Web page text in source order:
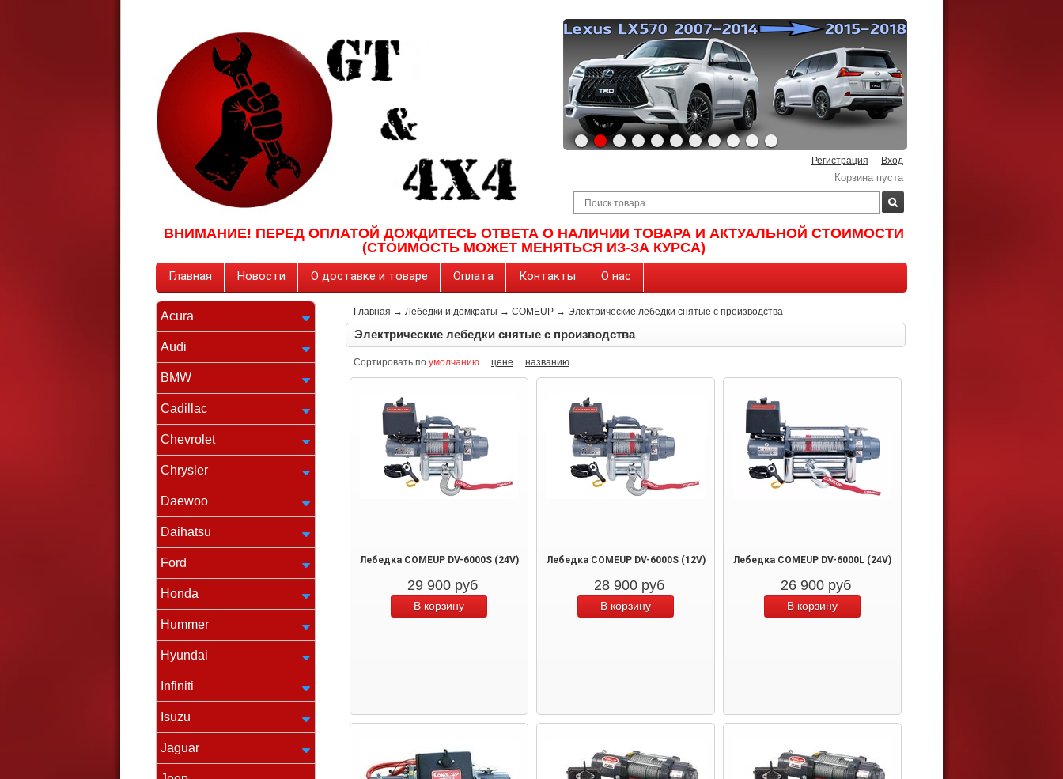
Регистрация Вход
Корзина пуста
ВНИМАНИЕ! ПЕРЕД ОПЛАТОЙ ДОЖДИТЕСЬ ОТВЕТА О НАЛИЧИИ ТОВАРА И АКТУАЛЬНОЙ СТОИМОСТИ
(СТОИМОСТЬ МОЖЕТ МЕНЯТЬСЯ ИЗ-ЗА КУРСА)
Главная Новости О доставке и товаре Оплата Контакты О нас
Acura
Audi
BMW
Cadillac
Chevrolet
Chrysler
Daewoo
Daihatsu
Ford
Honda
Hummer
Hyundai
Infiniti
Isuzu
Jaguar
Главная → Лебедки и домкраты → COMEUP → Электрические лебедки снятые с производства
Электрические лебедки снятые с производства
Сортировать по умолчанию цене названию
Лебедка COMEUP DV-6000S (24V)
29 900 руб
Лебедка COMEUP DV-6000S (12V)
28 900 руб
Лебедка COMEUP DV-6000L (24V)
26 900 руб